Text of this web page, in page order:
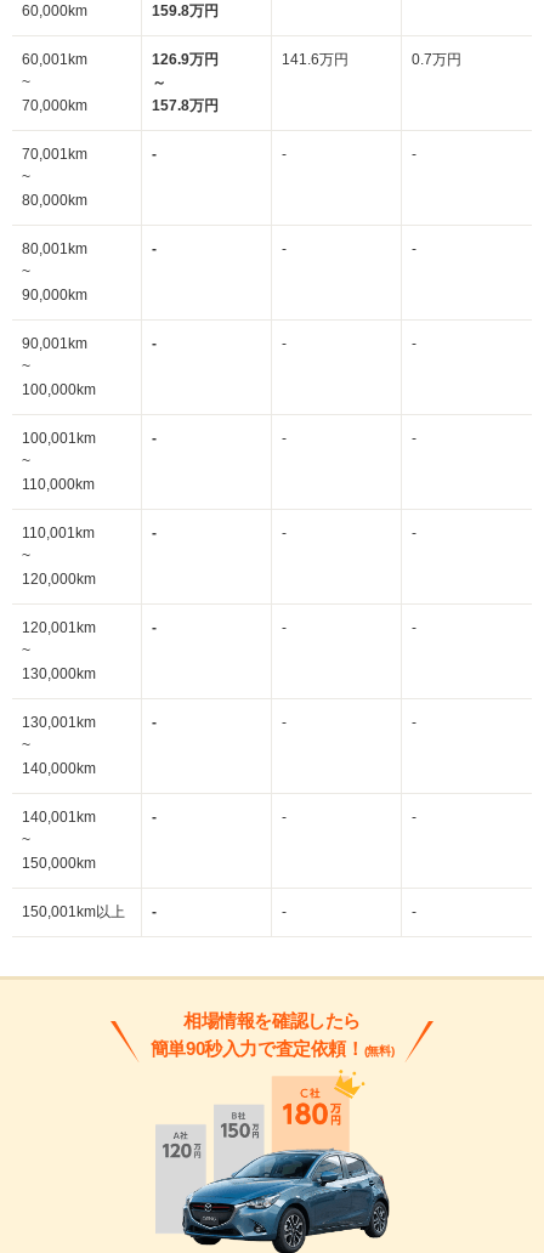
60,000km
159.8万円
60,001km
~
70,000km
126.9万円
～
157.8万円
141.6万円 0.7万円
70,001km
~
80,000km
- - -
80,001km
~
90,000km
- - -
90,001km
~
100,000km
- - -
100,001km
~
110,000km
- - -
110,001km
~
120,000km
- - -
120,001km
~
130,000km
- - -
130,001km
~
140,000km
- - -
140,001km
~
150,000km
- - -
150,001km以上 - - -
相場情報を確認したら
簡単90秒入力で査定依頼！ (無料)